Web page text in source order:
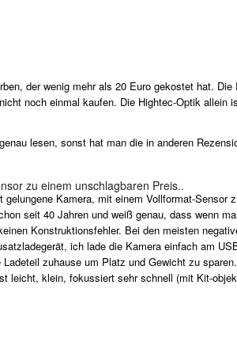
der wenig mehr als 20 Euro gekostet hat. Die
noch einmal kaufen. Die Hightec-Optik allein
lesen, sonst hat man die in anderen
zu einem unschlagbaren Preis..
Kamera, mit einem Vollformat-Sensor
seit 40 Jahren und weiß genau, dass wenn
Konstruktionsfehler. Bei den meisten
ich lade die Kamera einfach am
zuhause um Platz und Gewicht zu
leicht, klein, fokussiert sehr schnell (mit Kit-